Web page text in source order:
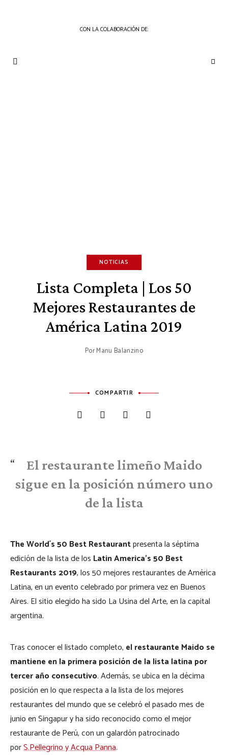
CON LA COLABORACIÓN DE:
NOTICIAS
Lista Completa | Los 50
Mejores Restaurantes de
América Latina 2019
PorManu Balanzino
COMPARTIR
El restaurante limeño Maido
sigue en la posición número uno
de la lista
The World´s 50 Best Restaurantpresenta la séptima
edición de la lista de los Latin America’s 50 Best
Restaurants 2019, los 50 mejores restaurantes de América
Latina, en un evento celebrado por primera vez en Buenos
Aires. El sitio elegido ha sido La Usina del Arte, en la capital
argentina.
Tras conocer el listado completo, el restaurante Maido se
mantiene en la primera posición de la lista latina por
tercer año consecutivo. Además, se ubica en la décima
posición en lo que respecta a la lista de los mejores
restaurantes del mundo que se celebró el pasado mes de
junio en Singapur y ha sido reconocido como el mejor
restaurante de Perú, con un galardón patrocinado
porS.Pellegrino y Acqua Panna.